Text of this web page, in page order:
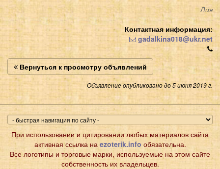
Лия
Контактная информация:
gadalkina018@ukr.net
Вернуться к просмотру объявлений
Объявление опубликовано до 5 июня 2019 г.
При использовании и цитировании любых материалов сайта
активная ссылка на ezoterik.info обязательна.
Все логотипы и торговые марки, используемые на этом сайте
собственность их владельцев.